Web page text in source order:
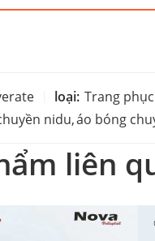
loại: Trang
nidu,áo bóng
liên